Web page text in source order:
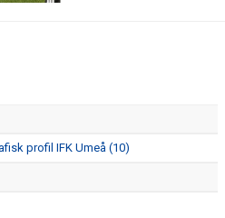
profil IFK Umeå (10)